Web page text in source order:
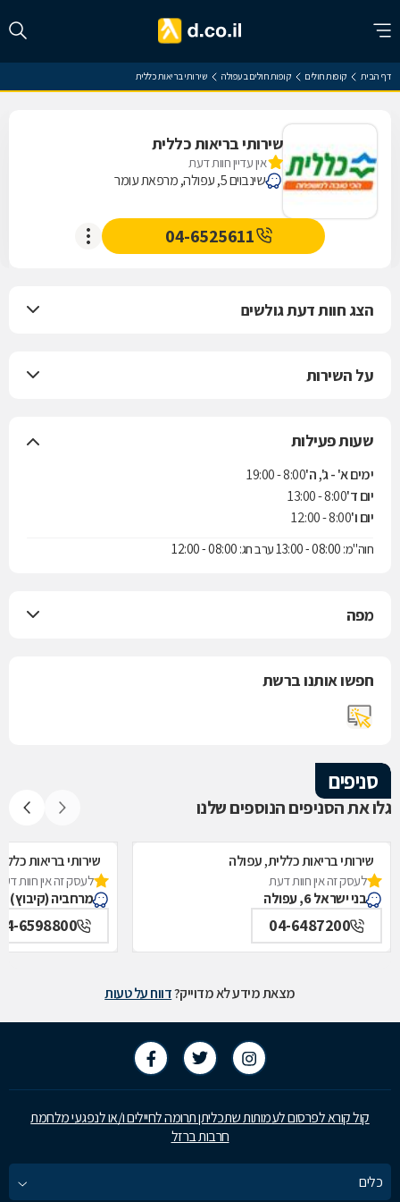
דף הבית קופות חולים קופות חולים בעפולה שירותי בריאות כללית
שירותי בריאות כללית
אין עדיין חוות דעת
שינבוים 5, עפולה, מרפאת עומר
04-6525611
הצג חוות דעת גולשים
על השירות
שעות פעילות
ימים א' - ג', ה'8:00 - 19:00
יום ד'8:00 - 13:00
יום ו'8:00 - 12:00
חוה"מ: 08:00 - 13:00 ערב חג: 08:00 - 12:00
מפה
חפשו אותנו ברשת
סניפים
גלו את הסניפים הנוספים שלנו
שירותי בריאות כללית, עפולה
לעסק זה אין חוות דעת
בני ישראל 6, עפולה
04-6487200
שירותי בריאות
לעסק זה אין חוות
מרחביה (קיבוץ)
6598800
מצאת מידע לא מדוייק?דווח על טעות
קול קורא לפרסום לעמותות שתכליתן תרומה לחיילים ו/או לנפגעי מלחמת
חרבות ברזל
כלים